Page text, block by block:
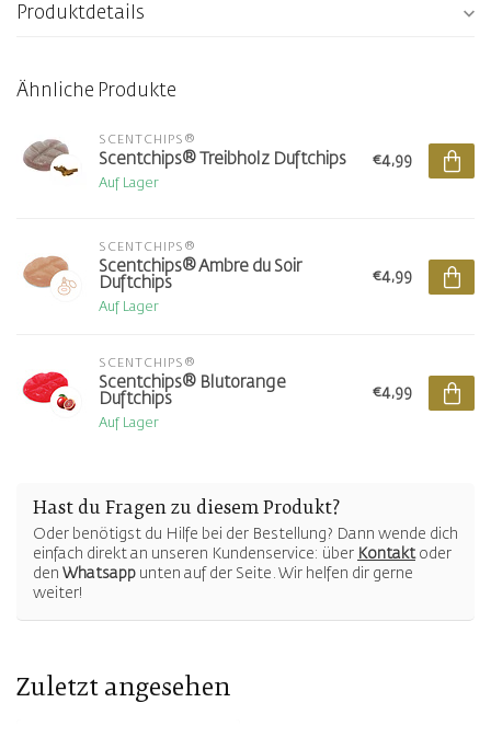
Produktdetails
Ähnliche Produkte
SCENTCHIPS®
Scentchips® Treibholz Duftchips
Auf Lager
€4,99
SCENTCHIPS®
Scentchips® Ambre du Soir
Duftchips
Auf Lager
€4,99
SCENTCHIPS®
Scentchips® Blutorange
Duftchips
Auf Lager
€4,99
Hast du Fragen zu diesem Produkt?
Oder benötigst du Hilfe bei der Bestellung? Dann wende dich
einfach direkt an unseren Kundenservice: über Kontaktoder
den Whatsapp unten auf der Seite. Wir helfen dir gerne
weiter!
Zuletzt angesehen